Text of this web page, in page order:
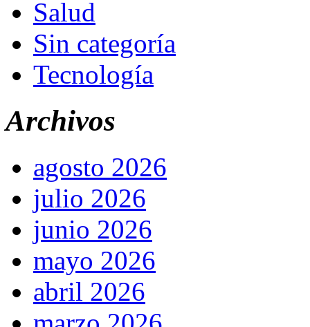
Salud
Sin categoría
Tecnología
Archivos
agosto 2026
julio 2026
junio 2026
mayo 2026
abril 2026